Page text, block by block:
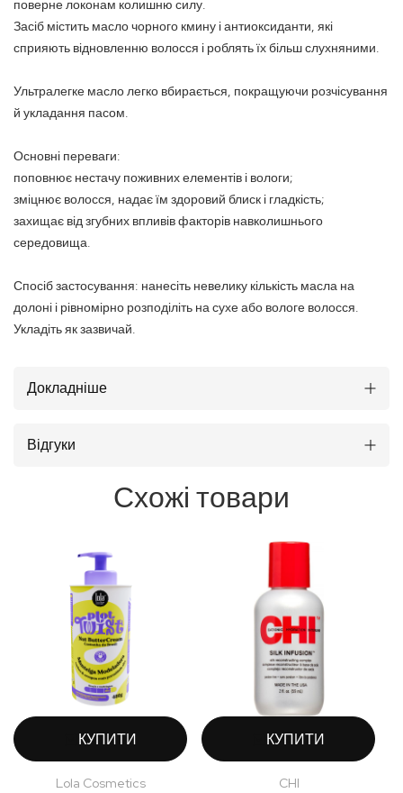
поверне локонам колишню силу.
Засіб містить масло чорного кмину і антиоксиданти, які
сприяють відновленню волосся і роблять їх більш слухняними.
Ультралегке масло легко вбирається, покращуючи розчісування
й укладання пасом.
Основні переваги:
поповнює нестачу поживних елементів і вологи;
зміцнює волосся, надає їм здоровий блиск і гладкість;
захищає від згубних впливів факторів навколишнього
середовища.
Спосіб застосування: нанесіть невелику кількість масла на
долоні і рівномірно розподіліть на сухе або вологе волосся.
Укладіть як зазвичай.
Докладніше
Відгуки
Схожі товари
КУПИТИ
Lola Cosmetics
КУПИТИ
CHI